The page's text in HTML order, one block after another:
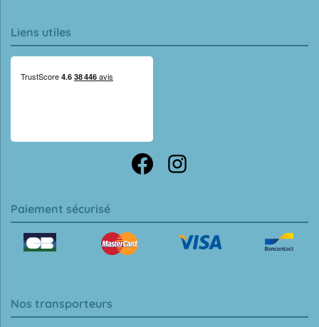
Liens utiles
Paiement sécurisé
Nos transporteurs